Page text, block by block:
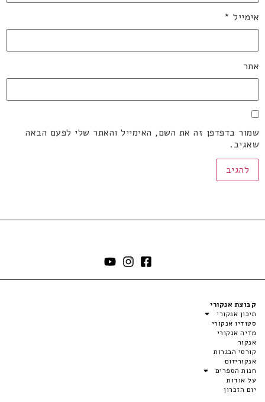
אימייל *
אתר
שמור בדפדפן זה את השם, האימייל והאתר שלי לפעם הבאה
שאגיב.
קבוצת אנקורי
תיכון אנקורי
סטודיו אנקורי
מדיה אנקורי
אנקור
קורסי הבגרות
אנקוריזום
חנות הספרים
על אודות
יום הזכרון